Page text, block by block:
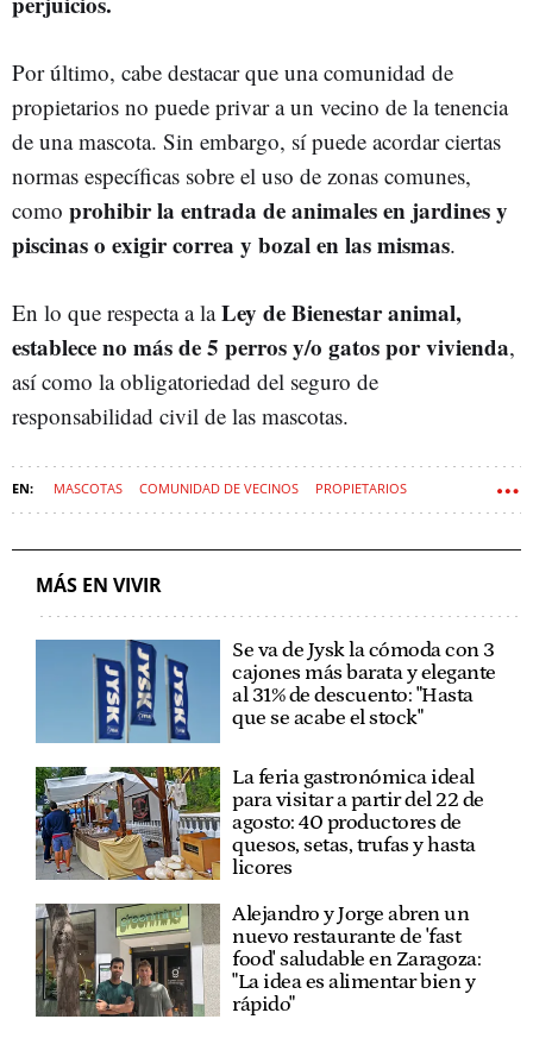
Por último, cabe destacar que una comunidad de
propietarios no puede privar a un vecino de la tenencia
de una mascota. Sin embargo, sí puede acordar ciertas
normas específicas sobre el uso de zonas comunes,
como prohibir la entrada de animales en jardines y
piscinas o exigir correa y bozal en las mismas.
En lo que respecta a laLey de Bienestar animal,
establece no más de 5 perros y/o gatos por vivienda,
así como la obligatoriedad del seguro de
responsabilidad civil de las mascotas.
MASCOTAS COMUNIDAD DE VECINOS PROPIETARIOS
MÁS EN VIVIR
Se va de Jysk la cómoda con 3
cajones más barata y elegante
al 31% de descuento: "Hasta
que se acabe el stock"
La feria gastronómica ideal
para visitar a partir del 22 de
agosto: 40 productores de
quesos, setas, trufas y hasta
licores
Alejandro y Jorge abren un
nuevo restaurante de 'fast
food' saludable en Zaragoza:
"La idea es alimentar bien y
rápido"